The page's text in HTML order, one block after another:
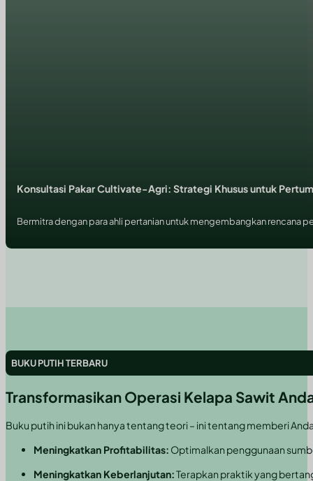
Konsultasi Pakar Cultivate-Agri: Strategi Khusus untuk
Bermitra dengan para ahli pertanian untuk mengembangkan
BUKU PUTIH TERBARU
Transformasikan Operasi Kelapa Sawit
Buku putih ini bukan hanya tentang teori – ini tentang memberi
Meningkatkan Profitabilitas: Optimalkan penggunaan
Meningkatkan Keberlanjutan:Terapkan praktik yang